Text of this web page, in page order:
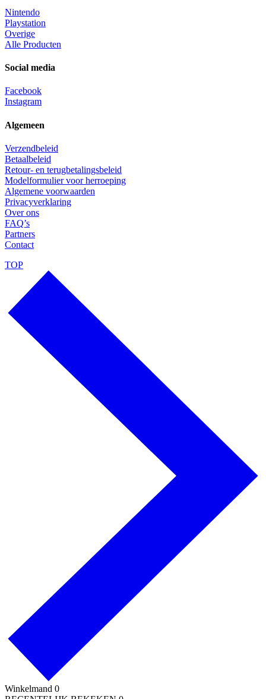
Nintendo
Playstation
Overige
Alle Producten
Social media
Facebook
Instagram
Algemeen
Verzendbeleid
Betaalbeleid
Retour- en terugbetalingsbeleid
Modelformulier voor herroeping
Algemene voorwaarden
Privacyverklaring
Over ons
FAQ’s
Partners
Contact
TOP
Winkelmand 0